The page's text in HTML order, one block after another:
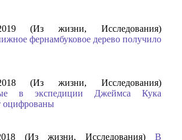
(Из жизни, Исследования)
фернамбуковое дерево получило
(Из жизни, Исследования)
в экспедиции Джеймса Кука
оцифрованы
(Из жизни, Исследования) В